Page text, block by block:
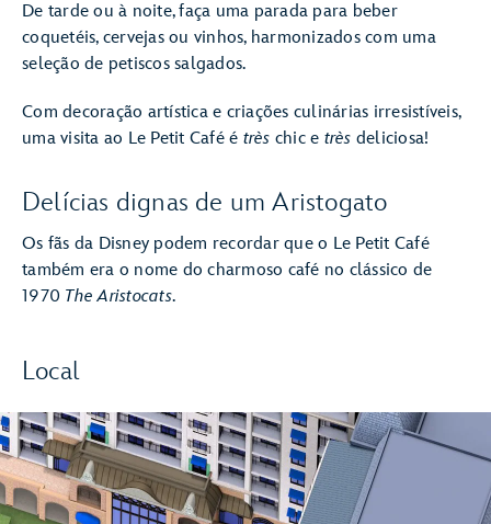
De tarde ou à noite, faça uma parada para beber
coquetéis, cervejas ou vinhos, harmonizados com uma
seleção de petiscos salgados.
Com decoração artística e criações culinárias irresistíveis,
uma visita ao Le Petit Café é très chic e très deliciosa!
Delícias dignas de um Aristogato
Os fãs da Disney podem recordar que o Le Petit Café
também era o nome do charmoso café no clássico de
1970 The Aristocats.
Local